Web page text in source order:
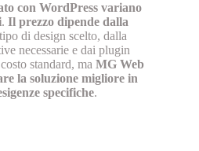
con WordPress variano
. Il prezzo dipende dalla
di design scelto, dalla
necessarie e dai plugin
standard, ma MG Web
la soluzione migliore in
specifiche.